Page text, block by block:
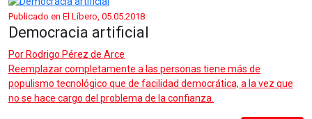
Publicado en El Líbero, 05.05.2018
Democracia artificial
Por Rodrigo Pérez de Arce
Reemplazar completamente a las personas tiene más de
populismo tecnológico que de facilidad democrática, a la vez que
no se hace cargo del problema de la confianza.